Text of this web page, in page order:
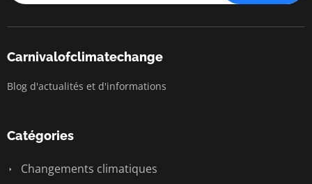
Carnivalofclimatechange
Blog d'actualités et d'informations
Catégories
Changements climatiques